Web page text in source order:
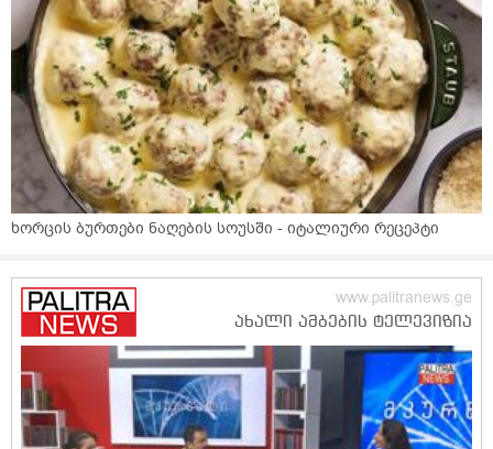
ხორცის ბურთები ნაღების სოუსში - იტალიური რეცეპტი